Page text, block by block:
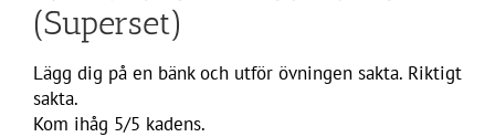
(Superset)
Lägg dig på en bänk och utför övningen sakta. Riktigt
sakta.
Kom ihåg 5/5 kadens.